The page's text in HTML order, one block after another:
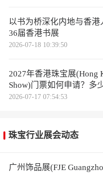
以书为桥深化内地与香
36届香港书展
2026-07-18 10:39:50
2027年香港珠宝展(Hong
Show)门票如何申请？多
2026-07-17 07:54:53
珠宝行业展会动态
广州饰品展(FJE